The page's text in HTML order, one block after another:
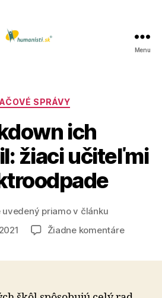
Menu
Kategórie
SPRÁVY
ich
žiaci učiteľmi
uvedený priamo v článku
Žiadne komentárena
učiteľmi